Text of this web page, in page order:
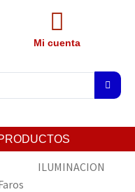
Mi cuenta
ILUMINACION